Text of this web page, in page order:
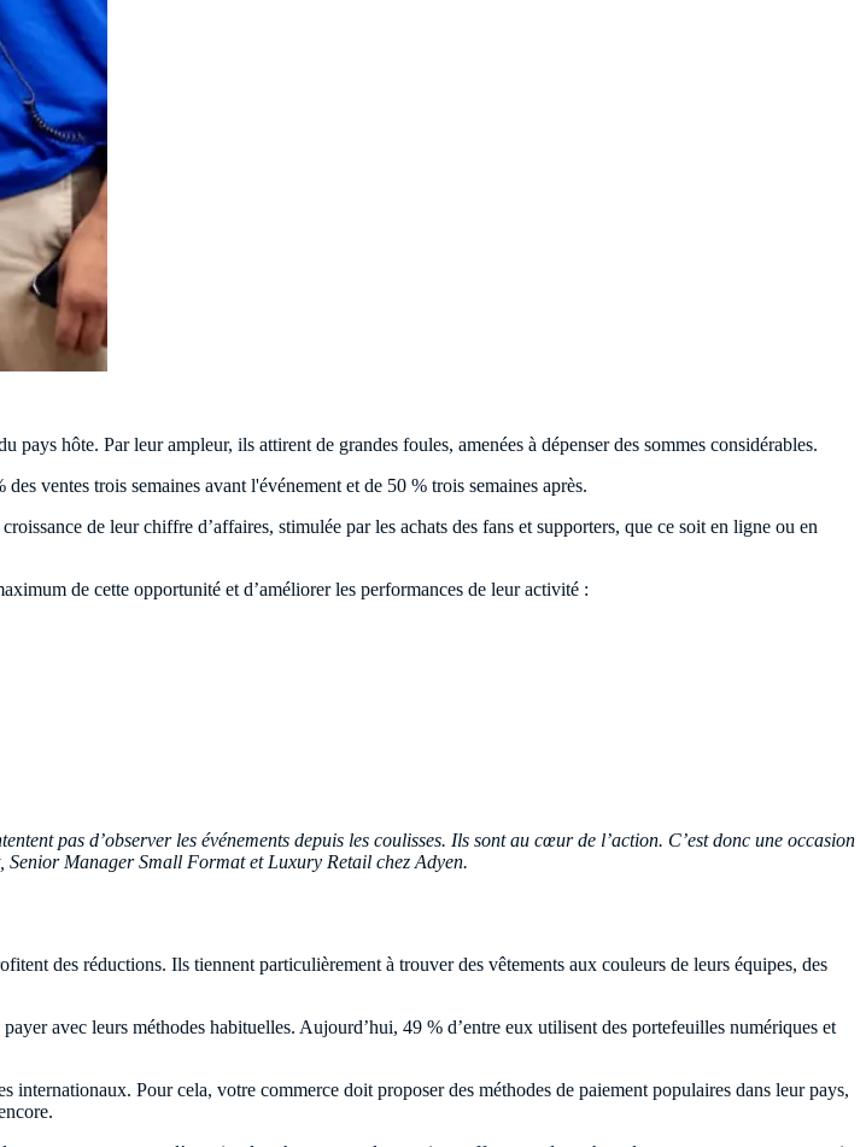
hôte. Par leur ampleur, ils attirent de grandes foules, amenées à dépenser des sommes considérables.
ventes trois semaines avant l'événement et de 50 % trois semaines après.
de leur chiffre d’affaires, stimulée par les achats des fans et supporters, que ce soit en ligne ou en
de cette opportunité et d’améliorer les performances de leur activité :
pas d’observer les événements depuis les coulisses. Ils sont au cœur de l’action. C’est donc une occasion
Manager Small Format et Luxury Retail chez Adyen.
des réductions. Ils tiennent particulièrement à trouver des vêtements aux couleurs de leurs équipes, des
avec leurs méthodes habituelles. Aujourd’hui, 49 % d’entre eux utilisent des portefeuilles numériques et
internationaux. Pour cela, votre commerce doit proposer des méthodes de paiement populaires dans leur pays,